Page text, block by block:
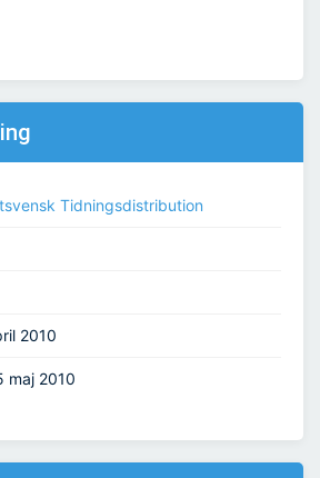
Tidningsdistribution
2010
maj 2010